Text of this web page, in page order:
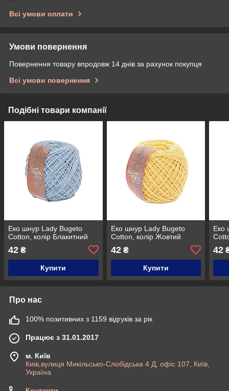
Всі умови оплати
Умови повернення
Повернення товару впродовж 14 днів за рахунок покупця
Всі умови повернення
Подібні товари компанії
Еко шнур Lady Bugeto
Cotton, колір Блакитний
42 ₴
Купити
Еко шнур Lady Bugeto
Cotton, колір Жовтий
42₴
Купити
Еко
42
Про нас
100% позитивних з 1159 відгуків за рік
Працює з 31.01.2017
м. Київ
Киів,вулиця Микільсько-Слобідська 4 Д, офіс 107, Київ,
Україна